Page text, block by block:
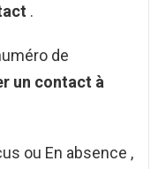
.
de
un contact à
ou En absence ,